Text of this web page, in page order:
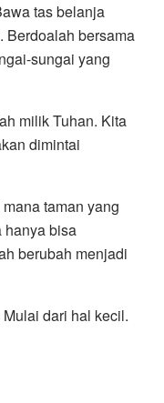
tas belanja
Berdoalah bersama
sungai yang
milik Tuhan. Kita
dimintai
taman yang
hanya bisa
berubah menjadi
dari hal kecil.